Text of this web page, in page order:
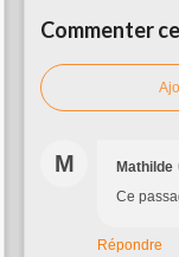
Commenter
M Mathilde
Ce
Répondre